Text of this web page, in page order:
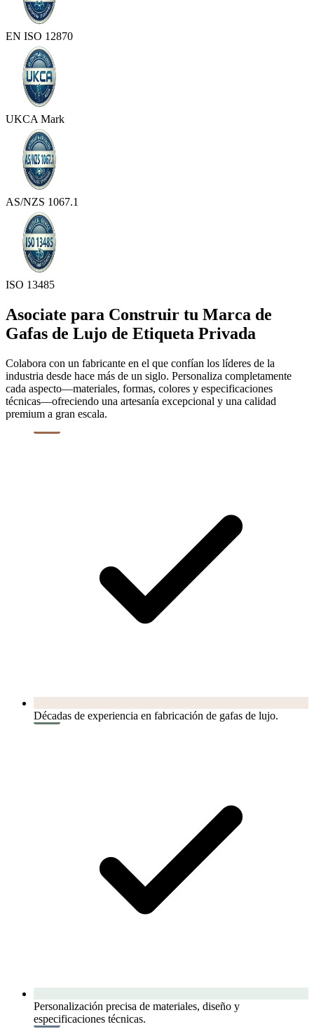
EN ISO 12870
UKCA Mark
AS/NZS 1067.1
ISO 13485
Asociate para Construir tu Marca de
Gafas de Lujo de Etiqueta Privada
Colabora con un fabricante en el que confían los líderes de la
industria desde hace más de un siglo. Personaliza completamente
cada aspecto—materiales, formas, colores y especificaciones
técnicas—ofreciendo una artesanía excepcional y una calidad
premium a gran escala.
Décadas de experiencia en fabricación de gafas de lujo.
Personalización precisa de materiales, diseño y
especificaciones técnicas.